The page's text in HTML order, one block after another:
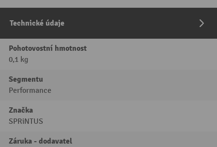
Technické údaje
Pohotovostní hmotnost
0,1 kg
Segmentu
Performance
Značka
SPRiNTUS
Záruka - dodavatel